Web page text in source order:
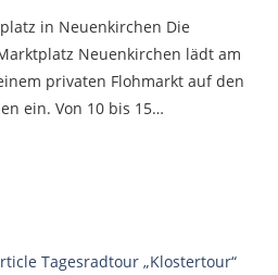
in Neuenkirchen Die
Neuenkirchen lädt am
privaten Flohmarkt auf den
ein. Von 10 bis 15…